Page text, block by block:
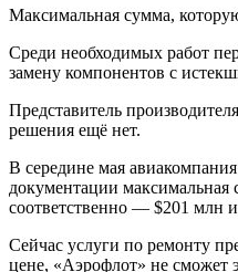
Максимальная сумма,
Среди необходимых работ
замену компонентов с
Представитель
решения ещё нет.
В середине мая
документации максимальная
соответственно — $201 млн
Сейчас услуги по ремонту
цене, «Аэрофлот» не сможет